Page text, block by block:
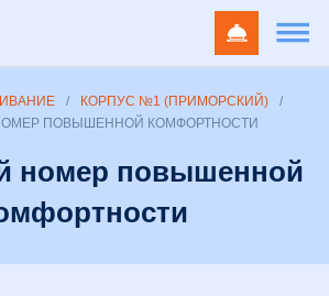
/ КОРПУС №1 (ПРИМОРСКИЙ)
/
ПОВЫШЕННОЙ КОМФОРТНОСТИ
номер повышенной